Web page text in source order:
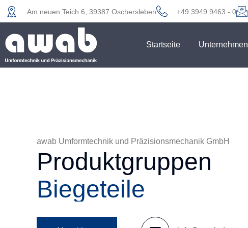
Am neuen Teich 6, 39387 Oschersleben +49 3949 9463 - 0
Startseite Unternehmen
awab Umformtechnik und Präzisionsmechanik GmbH
Produktgruppen
Tiefziehteile